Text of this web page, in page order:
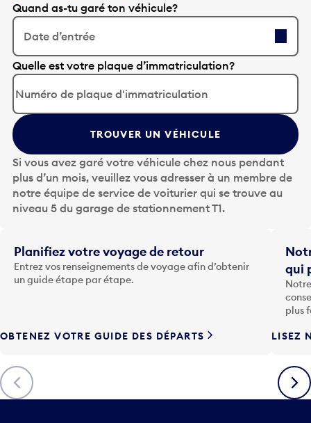
Quand as-tu garé ton véhicule?
Date d’entrée
A
p
p
u
y
e
z
s
u
r
l
t
o
u
F
è
c
h
Quelle est votre plaque d’immatriculation?
TROUVER UN VÉHICULE
Si vous avez garé votre véhicule chez nous pendant
plus d’un mois, veuillez vous adresser à un membre de
notre équipe de service de voiturier qui se trouve au
niveau 5 du garage de stationnement T1.
Précédent
Planifiez votre voyage de retour
Entrez vos renseignements de voyage afin d’obtenir
un guide étape par étape.
OBTENEZ VOTRE GUIDE DES DÉPARTS
qui
plus
LISEZ